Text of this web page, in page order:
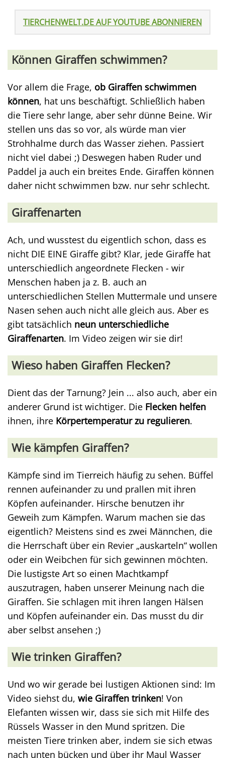
TIERCHENWELT.DE AUF YOUTUBE ABONNIEREN
Können Giraffen schwimmen?
Vor allem die Frage, ob Giraffen schwimmen
können, hat uns beschäftigt. Schließlich haben
die Tiere sehr lange, aber sehr dünne Beine. Wir
stellen uns das so vor, als würde man vier
Strohhalme durch das Wasser ziehen. Passiert
nicht viel dabei ;) Deswegen haben Ruder und
Paddel ja auch ein breites Ende. Giraffen können
daher nicht schwimmen bzw. nur sehr schlecht.
Giraffenarten
Ach, und wusstest du eigentlich schon, dass es
nicht DIE EINE Giraffe gibt? Klar, jede Giraffe hat
unterschiedlich angeordnete Flecken - wir
Menschen haben ja z. B. auch an
unterschiedlichen Stellen Muttermale und unsere
Nasen sehen auch nicht alle gleich aus. Aber es
gibt tatsächlich neun unterschiedliche
Giraffenarten. Im Video zeigen wir sie dir!
Wieso haben Giraffen Flecken?
Dient das der Tarnung? Jein ... also auch, aber ein
anderer Grund ist wichtiger. Die Flecken helfen
ihnen, ihre Körpertemperatur zu regulieren.
Wie kämpfen Giraffen?
Kämpfe sind im Tierreich häufig zu sehen. Büffel
rennen aufeinander zu und prallen mit ihren
Köpfen aufeinander. Hirsche benutzen ihr
Geweih zum Kämpfen. Warum machen sie das
eigentlich? Meistens sind es zwei Männchen, die
die Herrschaft über ein Revier „auskarteln“ wollen
oder ein Weibchen für sich gewinnen möchten.
Die lustigste Art so einen Machtkampf
auszutragen, haben unserer Meinung nach die
Giraffen. Sie schlagen mit ihren langen Hälsen
und Köpfen aufeinander ein. Das musst du dir
aber selbst ansehen ;)
Wie trinken Giraffen?
Und wo wir gerade bei lustigen Aktionen sind: Im
Video siehst du, wie Giraffen trinken! Von
Elefanten wissen wir, dass sie sich mit Hilfe des
Rüssels Wasser in den Mund spritzen. Die
meisten Tiere trinken aber, indem sie sich etwas
nach unten bücken und über ihr Maul Wasser